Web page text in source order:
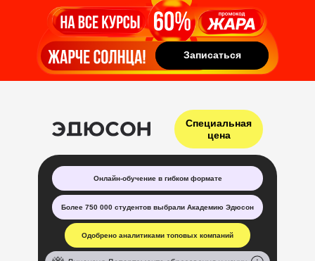
Записаться
Записаться
Онлайн-обучение в гибком формате
Одобрено аналитиками топовых компаний
Более 750 000 студентов выбрали Академию Эдюсон
Специальная
цена